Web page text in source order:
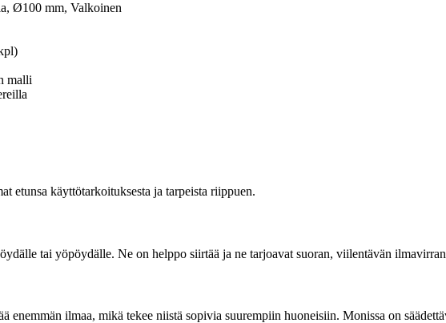
Ø100 mm, Valkoinen
malli
etunsa käyttötarkoituksesta ja tarpeista riippuen.
tai yöpöydälle. Ne on helppo siirtää ja ne tarjoavat suoran, viilentävän
enemmän ilmaa, mikä tekee niistä sopivia suurempiin huoneisiin. Monissa on